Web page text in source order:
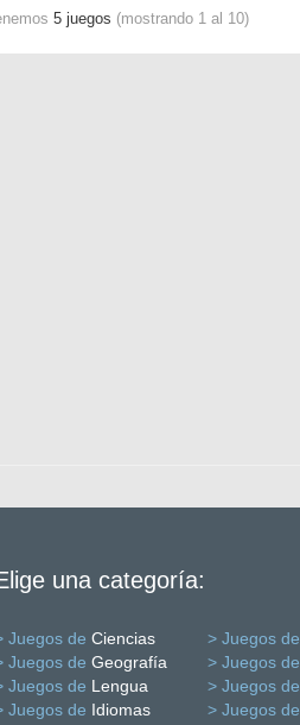
5 juegos (mostrando 1 al 10)
una categoría:
Juegos de Ciencias > Juegos de
Juegos de Geografía > Juegos de
Juegos de Lengua > Juegos de
Juegos de Idiomas > Juegos de